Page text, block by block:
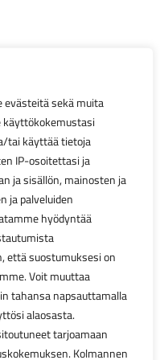
evästeitä sekä muita
tai käyttää tietoja
IP-osoitettasi ja
ja sisällön, mainosten ja
ja palveluiden
hyödyntää
että suostumuksesi on
Voit muuttaa
tahansa napsauttamalla
alaosasta.
tarjoamaan
Kolmannen